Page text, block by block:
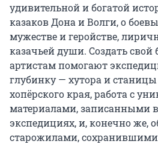
удивительной и богатой
казаков Дона и Волги, о
мужестве и геройстве,
казачьей души. Создать свой
артистам помогают
глубинку — хутора и
хопёрского края, работа с
материалами, записанными
экспедициях, и, конечно же,
старожилами, сохранившими